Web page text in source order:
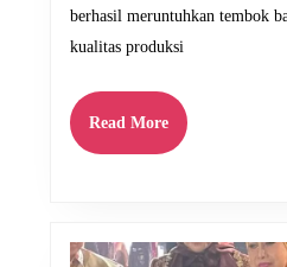
berhasil meruntuhkan tembok
kualitas produksi
Read MoreRead
More